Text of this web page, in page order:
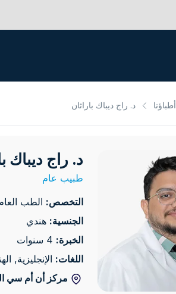
أطباؤنا د. راج ديباك باراثان
د. راج ديباك
طبيب عام
التخصص: الطب
الجنسية: هندي
الخبرة:
اللغات: الإنجليزية,
مركز أن أم سي